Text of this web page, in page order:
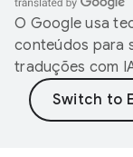
O Google usa
conteúdos para
traduções com